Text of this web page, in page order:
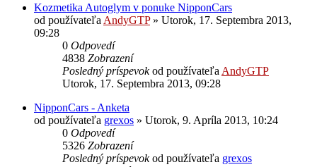
Kozmetika Autoglym v ponuke NipponCars
od používateľa AndyGTP» Utorok, 17. Septembra 2013,
09:28
0 Odpovedí
4838 Zobrazení
Posledný príspevokod používateľa AndyGTP
Utorok, 17. Septembra 2013, 09:28
NipponCars - Anketa
od používateľa grexos » Utorok, 9. Apríla 2013, 10:24
0 Odpovedí
5326 Zobrazení
Posledný príspevokod používateľa grexos